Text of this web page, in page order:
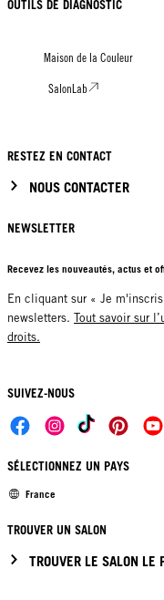
OUTILS DE DIAGNOSTIC
Maison de la Couleur
SalonLab
RESTEZ EN CONTACT
NOUS CONTACTER
NEWSLETTER
Recevez les nouveautés, actus et
En cliquant sur « Je
newsletters. Tout savoir sur
droits.
SUIVEZ-NOUS
SÉLECTIONNEZ UN PAYS
France
TROUVER UN SALON
TROUVER LE SALON LE